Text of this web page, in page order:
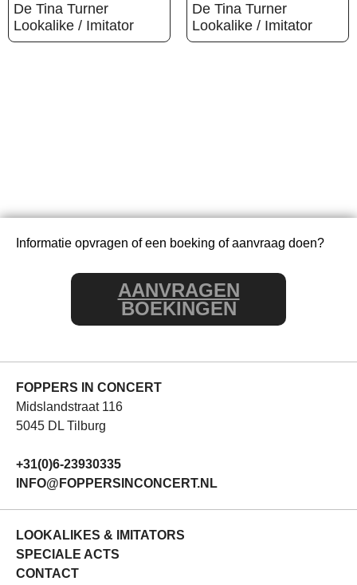
De Tina Turner
Lookalike / Imitator
De Tina Turner
Lookalike / Imitator
Informatie opvragen of een boeking of aanvraag doen?
AANVRAGEN
BOEKINGEN
FOPPERS IN CONCERT
Midslandstraat 116
5045 DL Tilburg
+31(0)6-23930335
INFO@FOPPERSINCONCERT.NL
LOOKALIKES & IMITATORS
SPECIALE ACTS
CONTACT